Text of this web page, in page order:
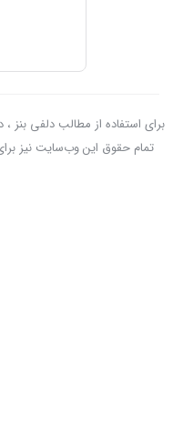
برای استفاده از مطالب دلفی
تمام حقوق اين وب‌سايت نیز